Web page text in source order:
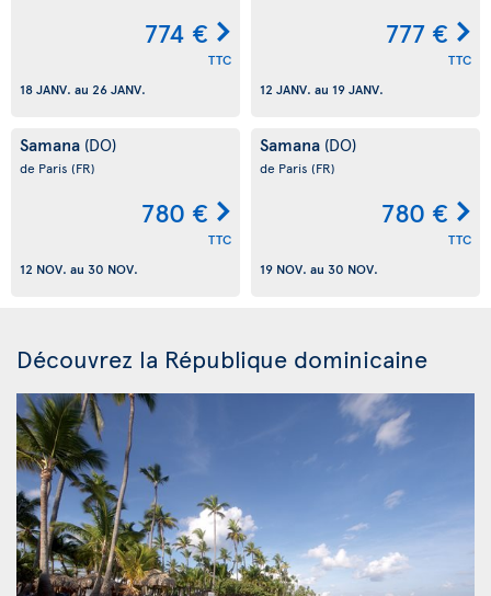
774 €
TTC
18 JANV. au 26 JANV.
777 €
TTC
12 JANV. au 19 JANV.
Samana (DO)
de Paris (FR)
780 €
TTC
12 NOV. au 30 NOV.
Samana (DO)
de Paris (FR)
780 €
TTC
19 NOV. au 30 NOV.
Découvrez la République dominicaine